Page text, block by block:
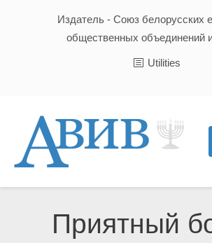
Издатель - Союз белорусских
общественных объединений
Utilities
Приятный